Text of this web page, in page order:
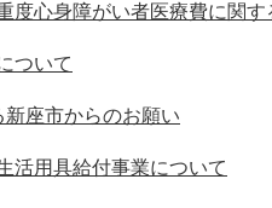
度心身障がい者医療費に関す
ついて
座市からのお願い
活用具給付事業について